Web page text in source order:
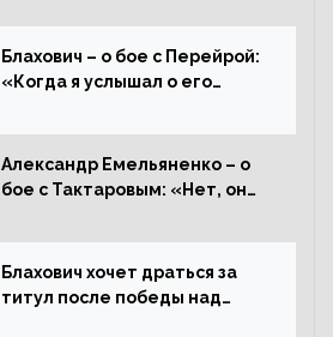
Блахович – о бое с Перейрой:
«Когда я услышал о его
драться с ним»
Александр Емельяненко – о
бое с Тактаровым: «Нет, он
Блахович хочет драться за
титул после победы над